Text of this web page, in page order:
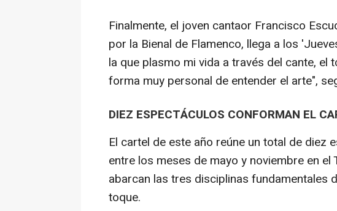
Finalmente, el joven cantaor Francisco
por la Bienal de Flamenco, llega a los
la que plasmo mi vida a través del cante, el
forma muy personal de entender el arte",
DIEZ ESPECTÁCULOS CONFORMAN EL
El cartel de este año reúne un total de diez
entre los meses de mayo y noviembre en el
abarcan las tres disciplinas fundamentales
toque.